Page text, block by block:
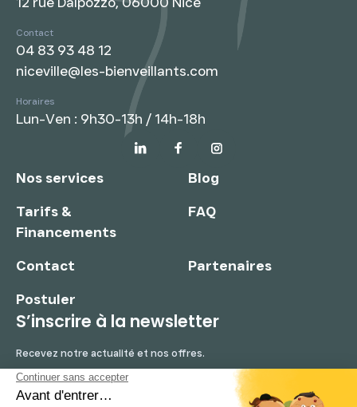
Contact
04 83 93 48 12
niceville@les-bienveillants.com
Horaires
Lun-Ven : 9h30-13h / 14h-18h
Nos services
Blog
Tarifs &
Financements
FAQ
Contact
Partenaires
Postuler
S’inscrire à la newsletter
Recevez notre actualité et nos offres.